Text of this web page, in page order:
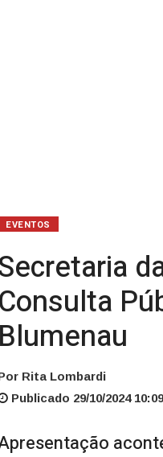
EVENTOS
Consulta
Blumenau
Rita Lombardi
Publicado 29/10/2024